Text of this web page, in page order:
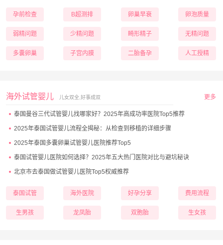
孕前检查 B超测排 卵巢早衰 卵泡质量
弱精问题 少精问题 畸形精子 无精问题
多囊卵巢 子宫内膜 二胎备孕 人工授精
海外试管婴儿 儿女双全,好事成双 更多
泰国曼谷三代试管婴儿找哪家好？2025年高成功率医院Top5推荐
2025年泰国试管婴儿流程全揭秘：从检查到移植的详细步骤
2025年泰国多囊卵巢试管婴儿医院推荐Top5
泰国试管婴儿医院如何选择？2025年五大热门医院对比与避坑秘诀
北京市去泰国做试管婴儿医院Top5权威推荐
泰国试管 海外医院 好孕分享 费用流程
生男孩 龙凤胎 双胞胎 生女孩